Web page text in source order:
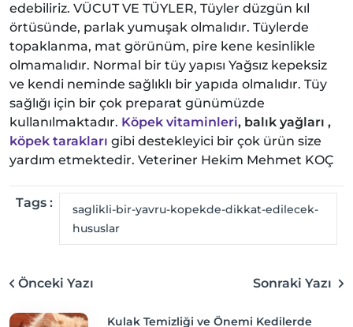
edebiliriz. VÜCUT VE TÜYLER, Tüyler düzgün kıl
örtüsünde, parlak yumuşak olmalıdır. Tüylerde
topaklanma, mat görünüm, pire kene kesinlikle
olmamalıdır. Normal bir tüy yapısı Yağsız kepeksiz
ve kendi neminde sağlıklı bir yapıda olmalıdır. Tüy
sağlığı için bir çok preparat günümüzde
kullanılmaktadır. Köpek vitaminleri, balık yağları ,
köpek tarakları gibi destekleyici bir çok ürün size
yardım etmektedir. Veteriner Hekim Mehmet KOÇ
Tags :
saglikli-bir-yavru-kopekde-dikkat-edilecek-
hususlar
Önceki Yazı Sonraki Yazı
Kulak Temizliği ve Önemi Kedilerde